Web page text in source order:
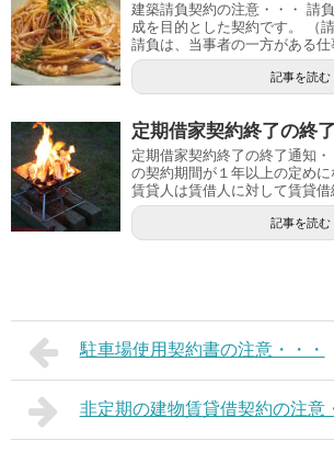
建築請負契約の注意・・・ 請
成を目的とした契約です。 （
請負は、当事者の一方がある仕
記事を読む
定期借家契約終了の終
定期借家契約終了の終了通知
の契約期間が１年以上の定めに
賃貸人は賃借人に対して賃貸
記事を読む
駐車場使用契約書の注意・・・
非定期の建物賃貸借契約の注意